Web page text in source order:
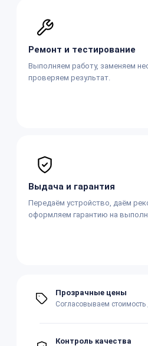
Ремонт и тестирование
Выполняем работу, заменяем
проверяем результат.
Выдача и гарантия
Передаём устройство, даём
оформляем гарантию на
Прозрачные цены
Согласовываем стоимость
Контроль качества